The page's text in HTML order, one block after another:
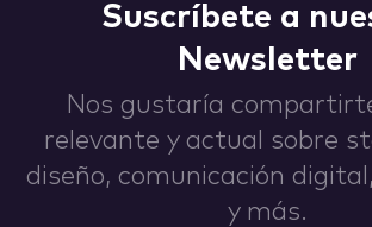
Suscríbete a
Newsletter
Nos gustaría
relevante y actual sobre
diseño, comunicación
y más.
hi@nett.mx